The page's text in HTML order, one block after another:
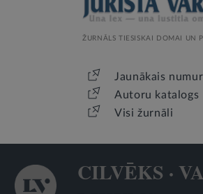
ŽURNĀLS TIESISKAI DOMAI UN
Jaunākais
Autoru katalogs
Visi žurnāli
CILVĒKS ·